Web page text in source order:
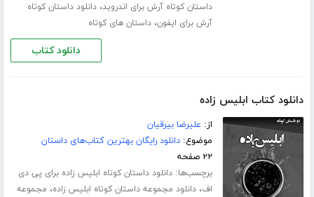
داستان کوتاه آرش برای اندروید،دانلود داستان کوتاه
آرش برای ایفون،داستان های کوتاه
دانلود کتاب
دانلود کتاب ابلیس زاده
از: علیرضا بیرقیان
موضوع:دانلود رایگان بهترین کتاب‌های داستان
۲۲ صفحه
برچسب‌ها:دانلود داستان کوتاه ابلیس زاده برای پی دی
اف،دانلود مجموعه داستان کوتاه ابلیس زاده، مجموعه